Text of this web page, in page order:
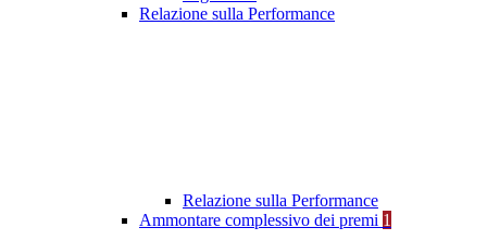
Relazione sulla Performance
Relazione sulla Performance
Ammontare complessivo dei premi 1